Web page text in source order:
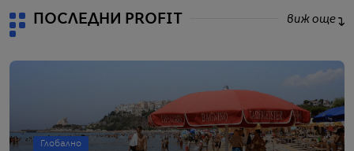
ПОСЛЕДНИ PROFIT виж още
Глобално